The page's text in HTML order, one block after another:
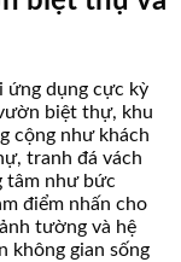
ứng dụng cực kỳ
biệt thự, khu
cộng như khách
tranh đá vách
như bức
điểm nhấn cho
tường và hệ
không gian sống